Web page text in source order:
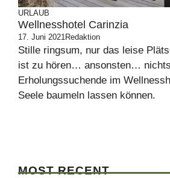
URLAUB
Wellnesshotel Carinzia
17. Juni 2021Redaktion
Stille ringsum, nur das leise
ist zu hören… ansonsten…
Erholungssuchende im
Seele baumeln lassen können.
MOST RECENT